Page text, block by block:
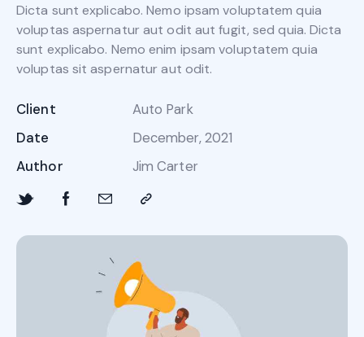
Dicta sunt explicabo. Nemo ipsam voluptatem quia
voluptas aspernatur aut odit aut fugit, sed quia. Dicta
sunt explicabo. Nemo enim ipsam voluptatem quia
voluptas sit aspernatur aut odit.
Client
Auto Park
Date
December, 2021
Author
Jim Carter